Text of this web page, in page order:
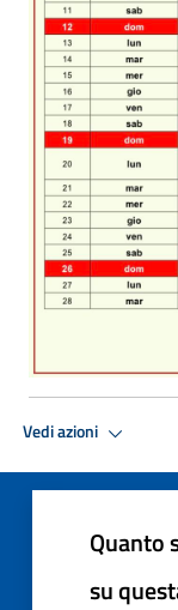
Vedi azioni
Quanto
su